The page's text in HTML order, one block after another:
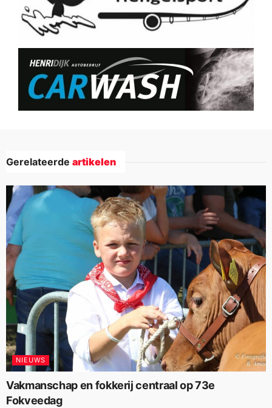
Gerelateerde artikelen
NIEUWS
Vakmanschap en fokkerij centraal op 73e
Fokveedag